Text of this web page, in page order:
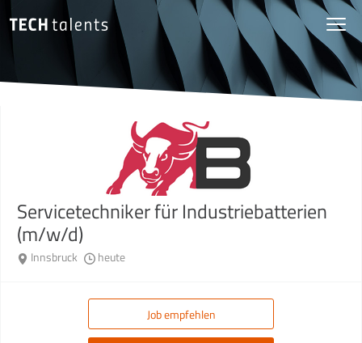
Servicetechniker für Industriebatterien
(m/w/d)
Innsbruck heute
Job empfehlen